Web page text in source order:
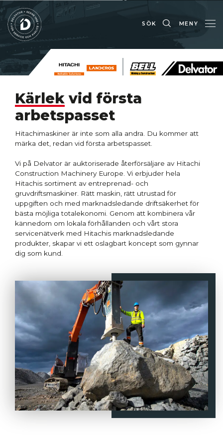
SÖK MENY
Kärlek vid första
arbetspasset
Hitachimaskiner är inte som alla andra. Du kommer att
märka det, redan vid första arbetspasset.
Vi på Delvator är auktoriserade återförsäljare av Hitachi
Construction Machinery Europe. Vi erbjuder hela
Hitachis sortiment av entreprenad- och
gruvdriftsmaskiner. Rätt maskin, rätt utrustad för
uppgiften och med marknadsledande driftsäkerhet för
bästa möjliga totalekonomi. Genom att kombinera vår
kännedom om lokala förhållanden och vårt stora
servicenätverk med Hitachis marknadsledande
produkter, skapar vi ett oslagbart koncept som gynnar
dig som kund.